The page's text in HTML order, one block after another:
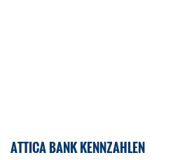
ATTICA BANK KENNZAHLEN